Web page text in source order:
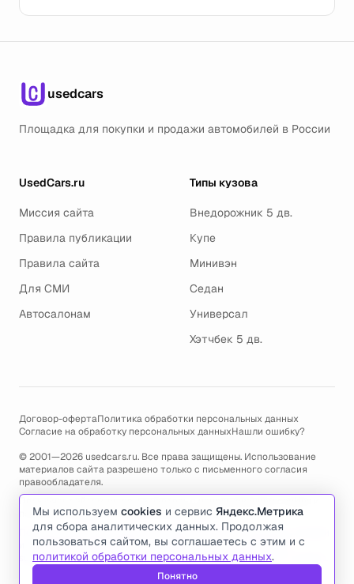
usedcars
Площадка для покупки и продажи автомобилей в России
UsedCars.ru
Миссия сайта
Правила публикации
Правила сайта
Для СМИ
Автосалонам
Типы кузова
Внедорожник 5 дв.
Купе
Минивэн
Седан
Универсал
Хэтчбек 5 дв.
Договор-офертаПолитика обработки персональных данных
Согласие на обработку персональных данныхНашли ошибку?
© 2001—2026 usedcars.ru. Все права защищены. Использование
материалов сайта разрешено только с письменного согласия
правообладателя.
Пользуясь сайтом, вы соглашаетесь с использованием cookies и
политикой обработки персональных данных.
По всем вопросам связанным с работой сайта, ошибками, глюками
и проблемами обращайтесь по адресу электронной почты
support@usedcars.ruили пишите в телеграм@usedcarsru_support
Мы используем cookies и сервис Яндекс.Метрика
для сбора аналитических данных. Продолжая
пользоваться сайтом, вы соглашаетесь с этим и с
политикой обработки персональных данных.
Понятно